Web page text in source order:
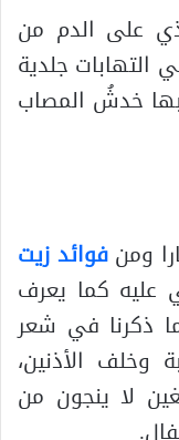
على الدم من
التهابات جلدية
خدشُ المصاب
ومنفوائد زيت
كما يعرف
ذكرنا في شعر
وخلف الأذنين،
لا ينجون من